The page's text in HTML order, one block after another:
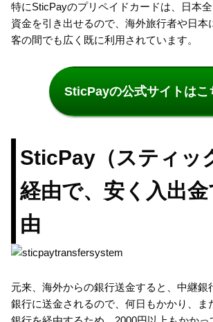
特にSticPayのプリペイドカードは、日本
資金を引き出せるので、海外旅行者や日本
客の間でも広く既に利用されています。
SticPayの公式サイトはこ
SticPay（スティッ
経由で、安く入出
由
元来、海外からの銀行送金すると、中継銀
銀行に送金されるので、何日もかかり、ま